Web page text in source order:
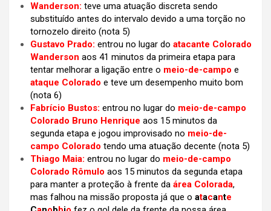
Wanderson: teve uma atuação discreta sendo
substituído antes do intervalo devido a uma torção no
tornozelo direito (nota 5)
Gustavo Prado: entrou no lugar do atacante Colorado
Wanderson aos 41 minutos da primeira etapa para
tentar melhorar a ligação entre o meio-de-campo e
ataque Colorado e teve um desempenho muito bom
(nota 6)
Fabrício Bustos: entrou no lugar do meio-de-campo
Colorado Bruno Henrique aos 15 minutos da
segunda etapa e jogou improvisado no meio-de-
campo Colorado tendo uma atuação decente (nota 5)
Thiago Maia: entrou no lugar do meio-de-campo
Colorado Rômulo aos 15 minutos da segunda etapa
para manter a proteção à frente da área Colorada,
mas falhou na missão proposta já que o atacante